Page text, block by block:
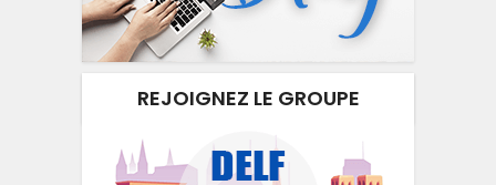
REJOIGNEZ LE GROUPE